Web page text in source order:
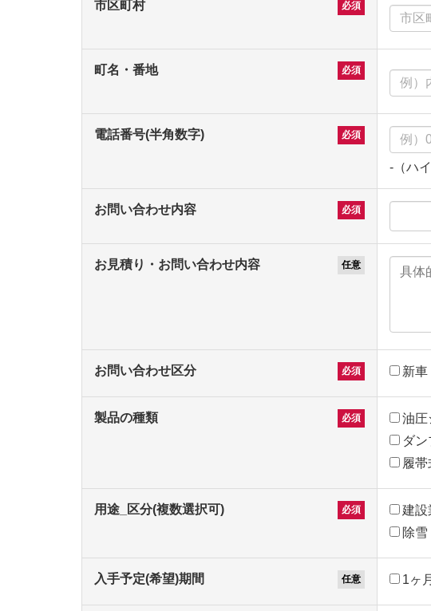
市区町村
町名・番地
電話番号(半角数字)
-（ハ
お問い合わせ内容
お見積り・お問い合わせ内容
お問い合わせ区分 新車
製品の種類 油圧
ダン
履
用途_区分(複数選択可) 建設
除雪
入手予定(希望)期間 1ヶ